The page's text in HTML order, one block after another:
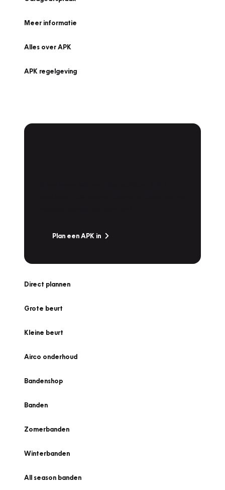
Meer informatie
Alles over APK
APK regelgeving
Plan een APK in
Direct plannen
Grote beurt
Kleine beurt
Airco onderhoud
Bandenshop
Banden
Zomerbanden
Winterbanden
All season banden